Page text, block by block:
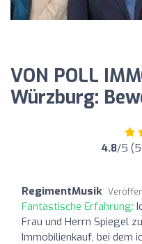
VON POLL
Würzburg:
4.8/5
RegimentMusik
Fantastische Erfahrung:
Frau und Herrn Spiegel
Immobilienkauf, bei dem